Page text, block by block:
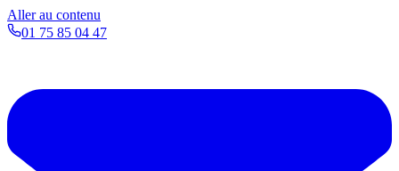
Aller au contenu
01 75 85 04 47